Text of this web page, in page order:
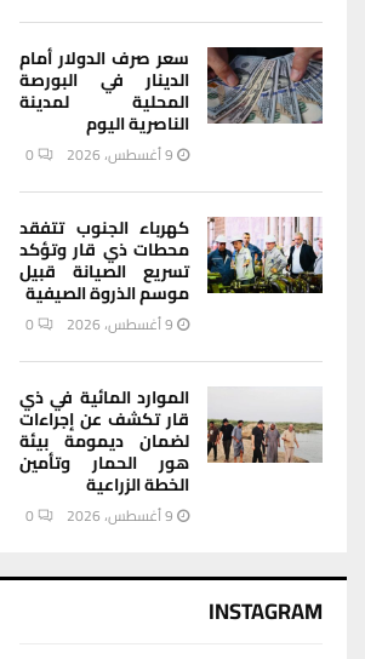
سعر صرف الدولار أمام
الدينار في البورصة
المحلية لمدينة
الناصرية اليوم
9 أغسطس، 2026 0
كهرباء الجنوب تتفقد
محطات ذي قار وتؤكد
تسريع الصيانة قبيل
موسم الذروة الصيفية
9 أغسطس، 2026 0
الموارد المائية في ذي
قار تكشف عن إجراءات
لضمان ديمومة بيئة
هور الحمار وتأمين
الخطة الزراعية
9 أغسطس، 2026 0
INSTAGRAM